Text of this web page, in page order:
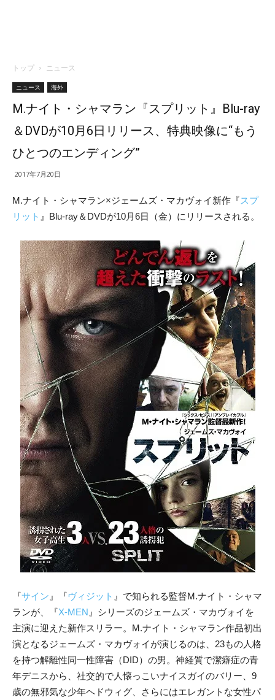
トップ ニュース
ニュース 海外
M.ナイト・シャマラン『スプリット』Blu-ray
＆DVDが10月6日リリース、特典映像に“もう
ひとつのエンディング”
2017年7月20日
M.ナイト・シャマラン×ジェームズ・マカヴォイ新作『スプ
リット 』Blu-ray＆DVDが10月6日（金）にリリースされる。
『サイン 』『ヴィジット 』で知られる監督M.ナイト・シャマ
ランが、『X-MEN 』シリーズのジェームズ・マカヴォイを
主演に迎えた新作スリラー。M.ナイト・シャマラン作品初出
演となるジェームズ・マカヴォイが演じるのは、23もの人格
を持つ解離性同一性障害（DID）の男。神経質で潔癖症の青
年デニスから、社交的で人懐っこいナイスガイのバリー、9
歳の無邪気な少年ヘドウィグ、さらにはエレガントな女性パ